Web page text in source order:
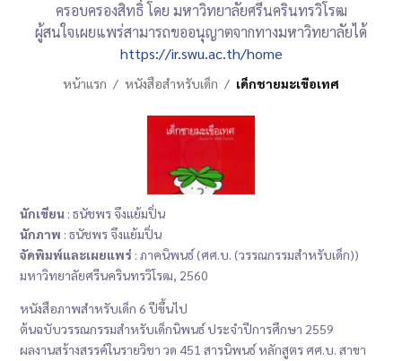
ครอบครองสิทธิ์ โดย มหาวิทยาลัยศรีนครินทรวิโรฒ
ผู้สนใจเผยแพร่สามารถขออนุญาตจากทางมหาวิทยาลัยได้
https://ir.swu.ac.th/home
หน้าแรก หนังสือสำหรับเด็ก เด็กชายมะเขือเทศ
นักเขียน : ธนัชพร จึงแย้มปิ่น
นักภาพ : ธนัชพร จึงแย้มปิ่น
จัดพิมพ์และเผยแพร่ : ภาคนิพนธ์ (ศศ.บ. (วรรณกรรมสำหรับเด็ก))
มหาวิทยาลัยศรีนครินทรวิโรฒ, 2560
หนังสือภาพสำหรับเด็ก 6 ปีขึ้นไป
ต้นฉบับวรรณกรรมสำหรับเด็กนิพนธ์ ประจำปีการศึกษา 2559
ผลงานสร้างสรรค์ในรายวิชา วด 451 สารนิพนธ์ หลักสูตร ศศ.บ. สาขา